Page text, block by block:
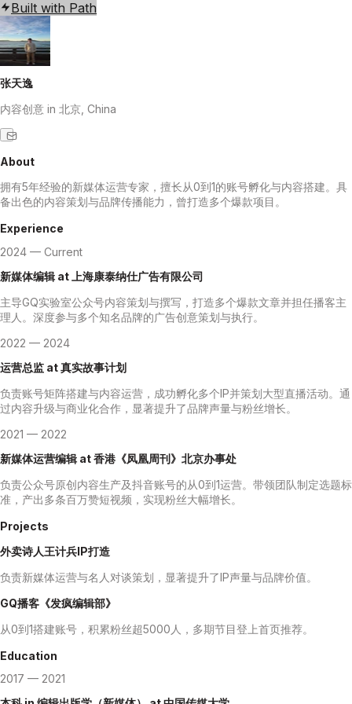
Built with Path
张天逸
内容创意 in 北京, China
About
拥有5年经验的新媒体运营专家，擅长从0到1的账号孵化与内容搭建。具
备出色的内容策划与品牌传播能力，曾打造多个爆款项目。
Experience
2024 — Current
新媒体编辑 at
上海康泰纳仕广告有限公司
主导GQ实验室公众号内容策划与撰写，打造多个爆款文章并担任播客主
理人。深度参与多个知名品牌的广告创意策划与执行。
2022 — 2024
运营总监 at真实故事计划
负责账号矩阵搭建与内容运营，成功孵化多个IP并策划大型直播活动。通
过内容升级与商业化合作，显著提升了品牌声量与粉丝增长。
2021 — 2022
新媒体运营编辑 at香港《凤凰周刊》北京办事处
负责公众号原创内容生产及抖音账号的从0到1运营。带领团队制定选题标
准，产出多条百万赞短视频，实现粉丝大幅增长。
Projects
外卖诗人王计兵IP打造
负责新媒体运营与名人对谈策划，显著提升了IP声量与品牌价值。
GQ播客《发疯编辑部》
从0到1搭建账号，积累粉丝超5000人，多期节目登上首页推荐。
Education
2017 — 2021